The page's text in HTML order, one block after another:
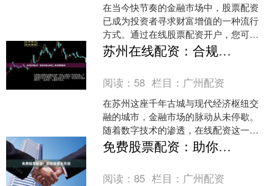
在当今快节奏的金融市场中，股票配资
已成为投资者寻求财富增值的一种流行
方式。通过在线股票配资开户，您可以
轻松获得资金杠杆，放大您的投资潜
力。 **什么是股票配资？....
苏州在线配资：合规平台与高效工具的理性解析
阅读： 58 栏目： 广州配资
在苏州这座千年古城与现代经济枢纽交
融的城市，金融市场的脉动从未停歇。
随着数字技术的渗透，在线配资这一新
型投资方式正悄然改变着苏州投资者的
交易生态。然而，在高效便....
免费股票配资：助你投资无负担
阅读：85 栏目： 广州配资